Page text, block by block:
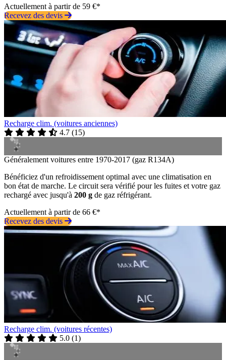
Actuellement à partir de 59 €*
Recevez des devis
Recharge clim. (voitures anciennes)
4.7 (15)
Généralement voitures entre 1970-2017 (gaz R134A)
Bénéficiez d'un refroidissement optimal avec une climatisation en
bon état de marche. Le circuit sera vérifié pour les fuites et votre gaz
rechargé avec jusqu'à 200 g de gaz réfrigérant.
Actuellement à partir de 66 €*
Recevez des devis
Recharge clim. (voitures récentes)
5.0 (1)